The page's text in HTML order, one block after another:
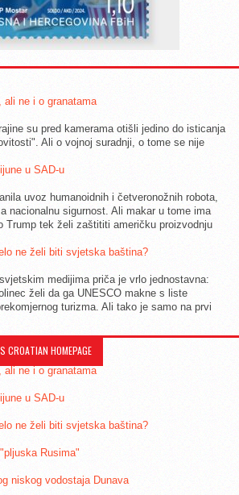
ne i o granatama
su pred kamerama otišli jedino do isticanja
Ali o vojnoj suradnji, o tome se nije
u SAD-u
uvoz humanoidnih i četveronožnih robota,
nacionalnu sigurnost. Ali makar u tome ima
Trump tek želi zaštititi američku proizvodnju
ne želi biti svjetska baština?
medijima priča je vrlo jednostavna:
želi da ga UNESCO makne s liste
turizma. Ali tako je samo na prvi
CROATIAN HOMEPAGE
ne i o granatama
u SAD-u
ne želi biti svjetska baština?
Rusima"
niskog vodostaja Dunava